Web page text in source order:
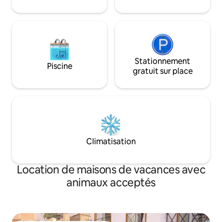
Piscine
Stationnement
gratuit sur place
Climatisation
Location de maisons de vacances avec
animaux acceptés